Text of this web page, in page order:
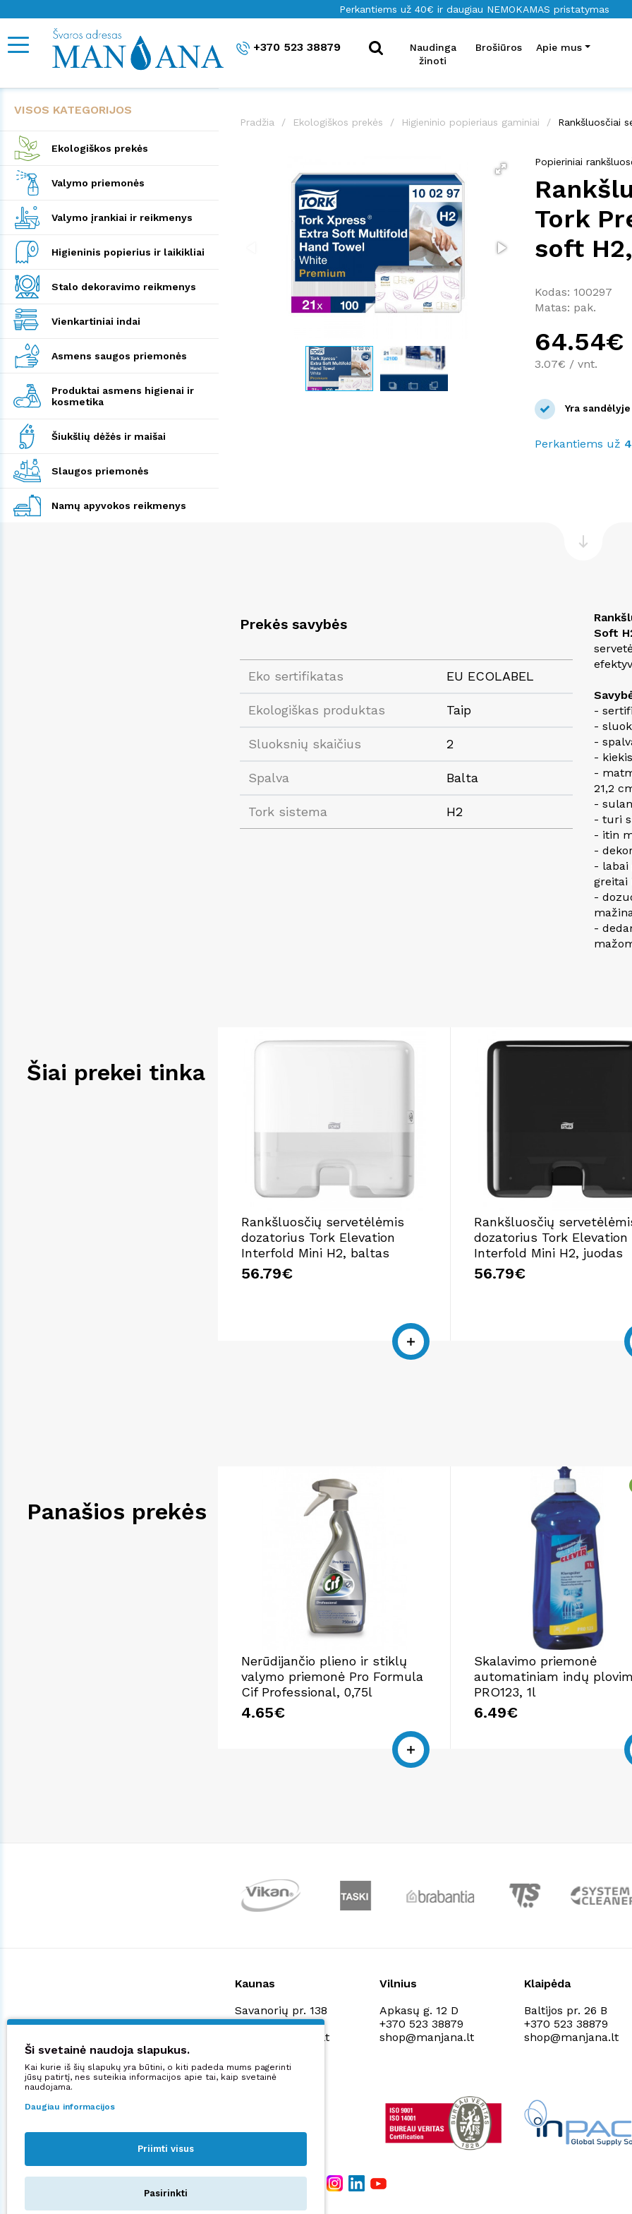
Perkantiems už 40€ ir daugiau NEMOKAMAS pristatymas
+370 523 38879
Naudinga
žinoti
Brošiūros Apie mus
VISOS KATEGORIJOS
Ekologiškos prekės
Valymo priemonės
Valymo įrankiai ir reikmenys
Higieninis popierius ir laikikliai
Stalo dekoravimo reikmenys
Vienkartiniai indai
Asmens saugos priemonės
Produktai asmens higienai ir
kosmetika
Šiukšlių dėžės ir maišai
Slaugos priemonės
Namų apyvokos reikmenys
Pradžia Ekologiškos prekės Higieninio popieriaus gaminiai Rankšluosčiai
Popieriniai
Tork
soft
Kodas: 100297
Matas: pak.
64.54€
3.07€ / vnt.
Yra sandėlyje
Perkantiems už
Prekės savybės
Eko sertifikatas EU ECOLABEL
Ekologiškas produktas Taip
Sluoksnių skaičius 2
Spalva Balta
Tork sistema H2
Soft
-
-
-
-
-
21,2
-
- turi
- itin
-
- labai
greitai
-
-
Šiai prekei tinka
Rankšluosčių servetėlėmis
dozatorius Tork Elevation
Interfold Mini H2, baltas
56.79€
Rankšluosčių
dozatorius Tork Elevation
Interfold Mini H2, juodas
56.79€
Panašios prekės
Nerūdijančio plieno ir stiklų
valymo priemonė Pro Formula
Cif Professional, 0,75l
4.65€
Skalavimo priemonė
automatiniam indų
PRO123, 1l
6.49€
Kaunas
Savanorių pr. 138
+370 523 38879
shop@manjana.lt
Vilnius
Apkasų g. 12 D
+370 523 38879
shop@manjana.lt
Klaipėda
Baltijos pr. 26 B
+370 523 38879
shop@manjana.lt
Didžiuojamės:
Ši svetainė naudoja slapukus.
Kai kurie iš šių slapukų yra būtini, o kiti padeda mums pagerinti
jūsų patirtį, nes suteikia informacijos apie tai, kaip svetainė
naudojama.
Daugiau informacijos
Priimti visus
Pasirinkti